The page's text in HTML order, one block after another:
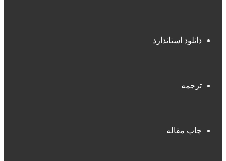
دانلود استاندارد
ترجمه
چاپ مقاله